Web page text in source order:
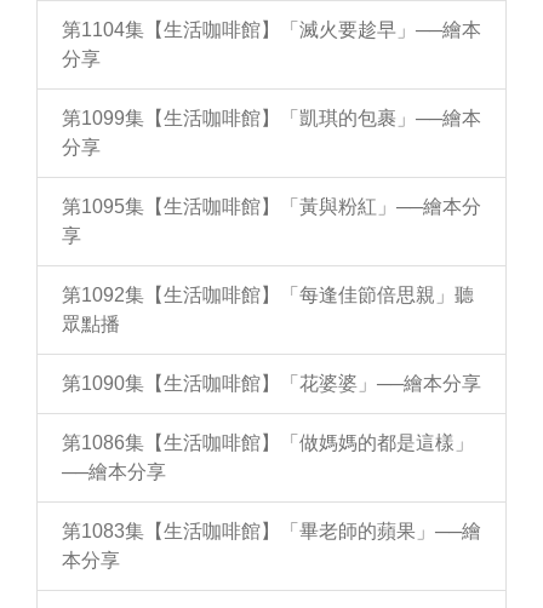
第1104集【生活咖啡館】「滅火要趁早」──繪本
分享
第1099集【生活咖啡館】「凱琪的包裹」──繪本
分享
第1095集【生活咖啡館】「黃與粉紅」──繪本分
享
第1092集【生活咖啡館】「每逢佳節倍思親」聽
眾點播
第1090集【生活咖啡館】「花婆婆」──繪本分享
第1086集【生活咖啡館】「做媽媽的都是這樣」
──繪本分享
第1083集【生活咖啡館】「畢老師的蘋果」──繪
本分享